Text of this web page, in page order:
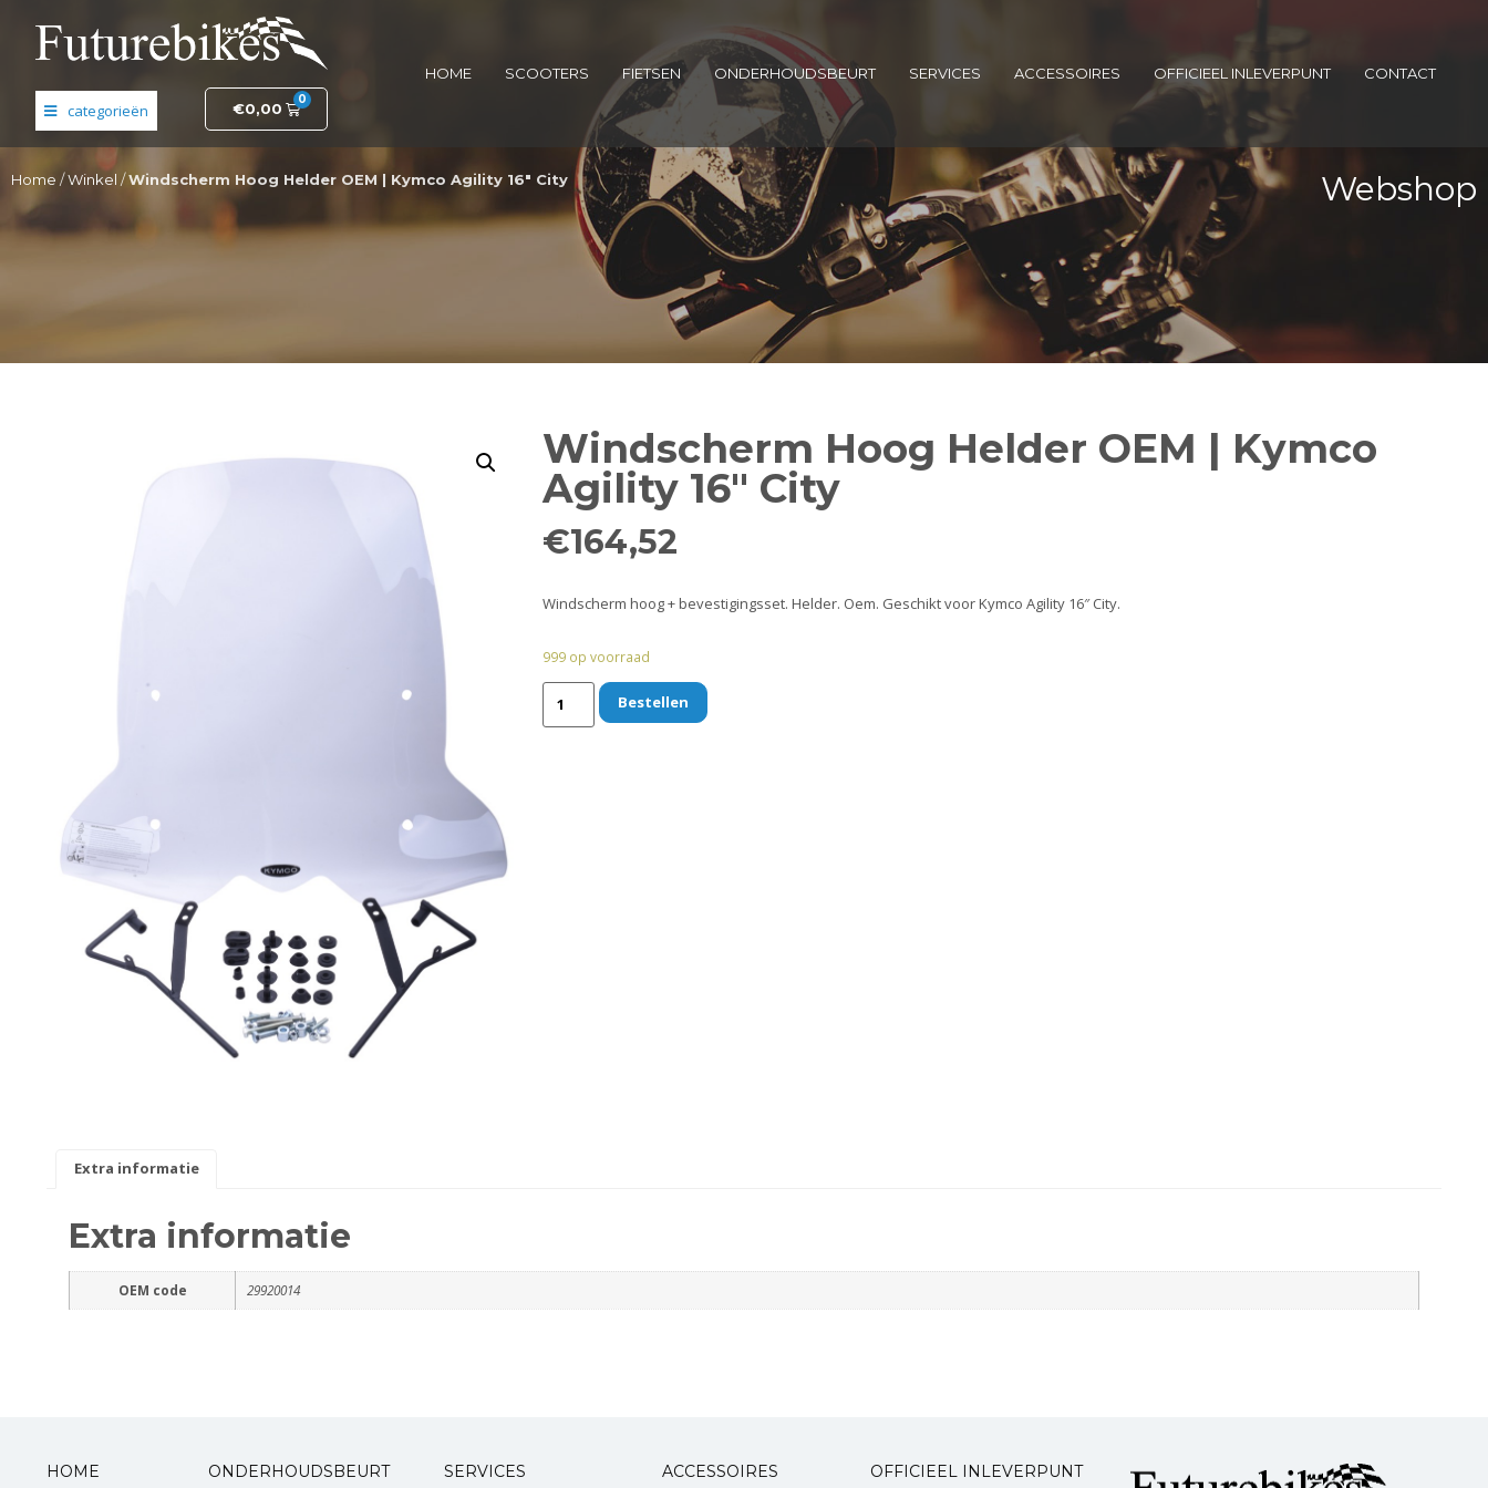
Originele Peugeot-onderdelen
Originele Sym-onderdelen
Originele Tomos-onderdelen
Overbrenging
Remmen
Smeer- en onderhoudsproducten
Sloten
Toebehoren en accessoires
€0,00
0
HOME SCOOTERS FIETSEN ONDERHOUDSBEURT SERVICES ACCESSOIRES OFFICIEEL INLEVERPUNT CONTACT
Home /Winkel /Windscherm Hoog Helder OEM | Kymco Agility 16″ City Webshop
Windscherm Hoog Helder OEM | Kymco
Agility 16″ City
€164,52
Windscherm hoog + bevestigingsset. Helder. Oem. Geschikt voor Kymco Agility 16″ City.
999 op voorraad
Bestellen
Extra informatie
Extra informatie
OEM code 29920014
HOME ONDERHOUDSBEURT SERVICES ACCESSOIRES OFFICIEEL INLEVERPUNT